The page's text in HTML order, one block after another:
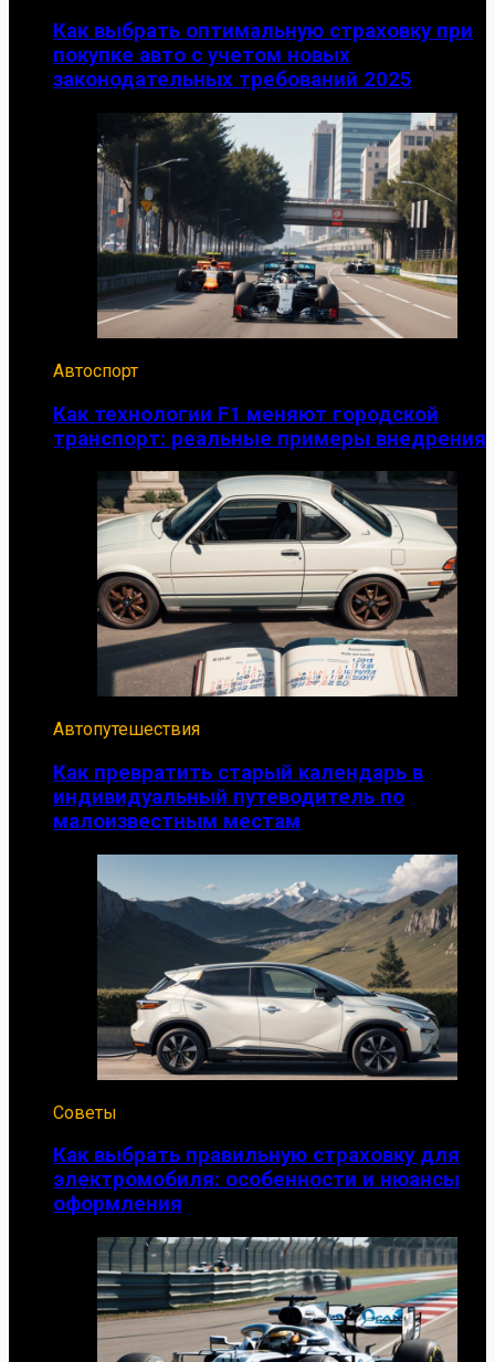
Как выбрать оптимальную страховку при
покупке авто с учетом новых
законодательных требований 2025
Автоспорт
Как технологии F1 меняют городской
транспорт: реальные примеры внедрения
Автопутешествия
Как превратить старый календарь в
индивидуальный путеводитель по
малоизвестным местам
Советы
Как выбрать правильную страховку для
электромобиля: особенности и нюансы
оформления